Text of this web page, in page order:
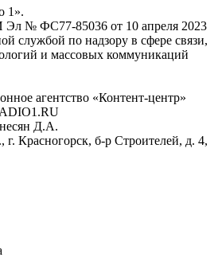
1».
Эл № ФС77-85036 от 10 апреля 2023
службой по надзору в сфере связи,
и массовых коммуникаций
агентство «Контент-центр»
Д.А.
г. Красногорск, б-р Строителей, д. 4,